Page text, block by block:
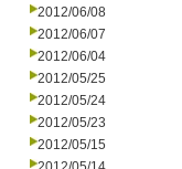
2012/06/08
2012/06/07
2012/06/04
2012/05/25
2012/05/24
2012/05/23
2012/05/15